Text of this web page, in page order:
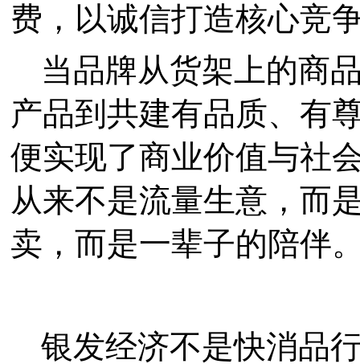
费，以诚信打造核心竞
当品牌从货架上的商
产品到共建有品质、
便实现了商业价值与社
从来不是流量生意，而
卖，而是一辈子的陪伴
银发经济不是快消品